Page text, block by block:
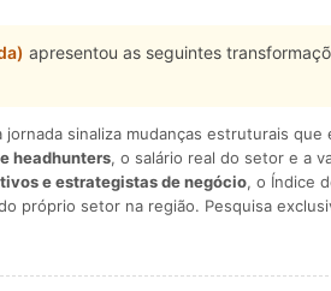
apresentou as seguintes
sinaliza mudanças estruturais que
headhunters, o salário real do setor e a
e estrategistas de negócio, o Índice
próprio setor na região. Pesquisa